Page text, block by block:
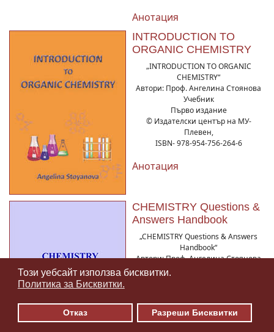
Този уебсайт използва бисквитки.
Политика за Бисквитки.
Отказ Разреши Бисквитки
Анотация
INTRODUCTION TO
ORGANIC CHEMISTRY
„INTRODUCTION TO ORGANIC
CHEMISTRY“
Автори: Проф. Ангелина Стоянова
Учебник
Първо издание
© Издателски център на МУ-
Плевен,
ISBN- 978-954-756-264-6
Анотация
CHEMISTRY Questions &
Answers Handbook
„CHEMISTRY Questions & Answers
Handbook“
Автори: Проф. Ангелина Стоянова
Учебно ръководство
Плевен,
ISBN- 978-954-756-268-4